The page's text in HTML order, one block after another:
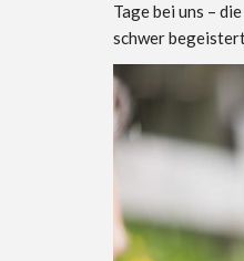
Tage bei uns –
schwer